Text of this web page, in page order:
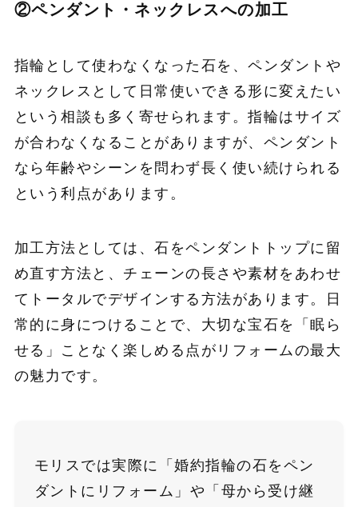
②ペンダント・ネックレスへの加工
指輪として使わなくなった石を、ペンダントや
ネックレスとして日常使いできる形に変えたい
という相談も多く寄せられます。指輪はサイズ
が合わなくなることがありますが、ペンダント
なら年齢やシーンを問わず長く使い続けられる
という利点があります。
加工方法としては、石をペンダントトップに留
め直す方法と、チェーンの長さや素材をあわせ
てトータルでデザインする方法があります。日
常的に身につけることで、大切な宝石を「眠ら
せる」ことなく楽しめる点がリフォームの最大
の魅力です。
モリスでは実際に「婚約指輪の石をペン
ダントにリフォーム」や「母から受け継